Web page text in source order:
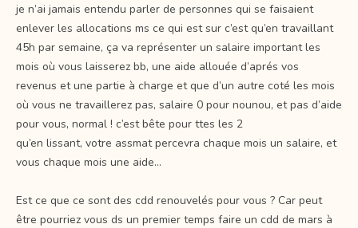
je n’ai jamais entendu parler de personnes qui se faisaient
enlever les allocations ms ce qui est sur c’est qu’en travaillant
45h par semaine, ça va représenter un salaire important les
mois où vous laisserez bb, une aide allouée d’aprés vos
revenus et une partie à charge et que d’un autre coté les mois
où vous ne travaillerez pas, salaire 0 pour nounou, et pas d’aide
pour vous, normal ! c’est bête pour ttes les 2
qu’en lissant, votre assmat percevra chaque mois un salaire, et
vous chaque mois une aide…
Est ce que ce sont des cdd renouvelés pour vous ? Car peut
être pourriez vous ds un premier temps faire un cdd de mars à